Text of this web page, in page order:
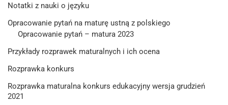
Notatki z nauki o języku
Opracowanie pytań na maturę ustną z polskiego
Opracowanie pytań – matura 2023
Przykłady rozprawek maturalnych i ich ocena
Rozprawka konkurs
Rozprawka maturalna konkurs edukacyjny wersja grudzień
2021